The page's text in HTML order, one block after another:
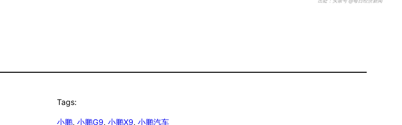
Tags:
小鹏, 小鹏G9, 小鹏X9, 小鹏汽车